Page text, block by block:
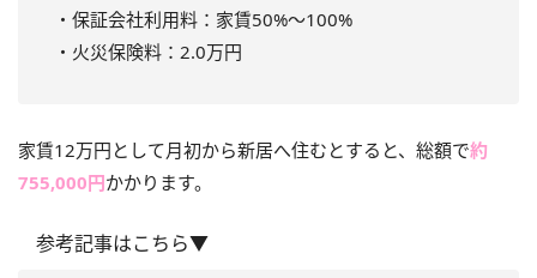
・保証会社利用料：家賃50%～100%
・火災保険料：2.0万円
家賃12万円として月初から新居へ住むとすると、総額で約
755,000円かかります。
参考記事はこちら▼